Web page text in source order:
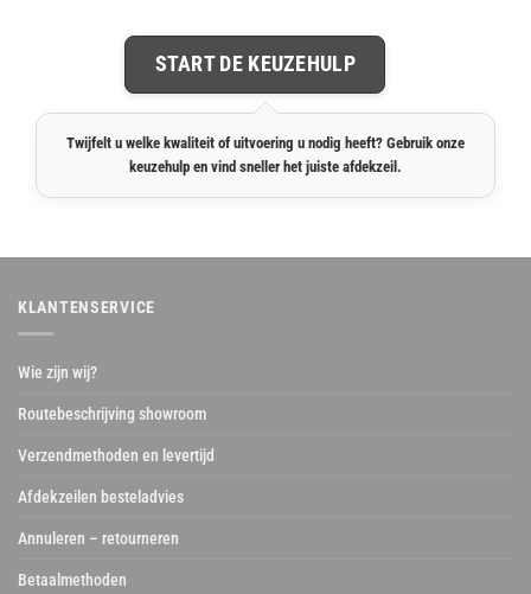
START DE KEUZEHULP
Twijfelt u welke kwaliteit of uitvoering u nodig heeft? Gebruik onze
keuzehulp en vind sneller het juiste afdekzeil.
KLANTENSERVICE
Wie zijn wij?
Routebeschrijving showroom
Verzendmethoden en levertijd
Afdekzeilen besteladvies
Annuleren – retourneren
Betaalmethoden